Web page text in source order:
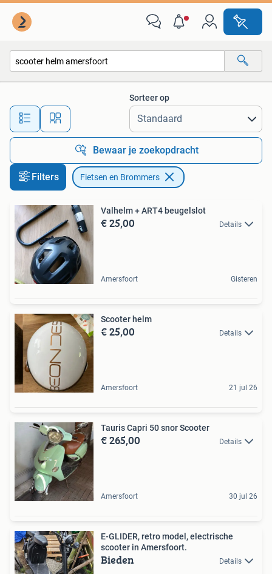
Alle afstanden…
Sorteer op
Bewaar je zoekopdracht
Filters Fietsen en Brommers
Valhelm + ART4 beugelslot
€ 25,00 Details
Amersfoort Gisteren
Scooter helm
€ 25,00 Details
Amersfoort 21 jul 26
Tauris Capri 50 snor Scooter
€ 265,00 Details
Amersfoort 30 jul 26
E-GLIDER, retro model, electrische
scooter in Amersfoort.
Bieden Details